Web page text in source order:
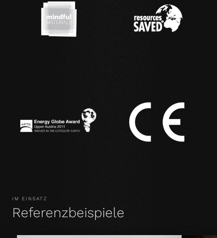
IM EINSATZ
Referenzbeispiele